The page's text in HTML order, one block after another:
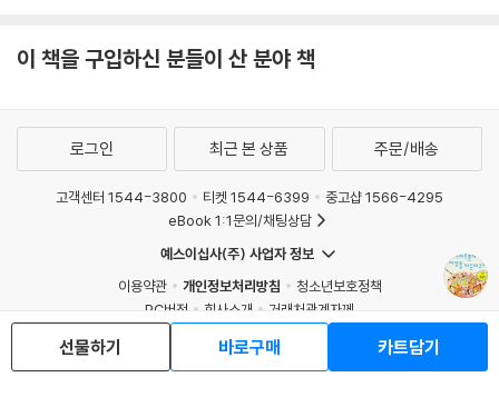
이 책을 구입하신 분들이 산 분야 책
선물하기 바로구매 카트담기
로그인 최근 본 상품 주문/배송
고객센터 1544-3800 티켓 1544-6399
중고샵 1566-4295
eBook 1:1문의/채팅상담
예스이십사(주) 사업자 정보
이용약관
개인정보처리방침
청소년보호정책
PC버전
회사소개
거래처관계자께